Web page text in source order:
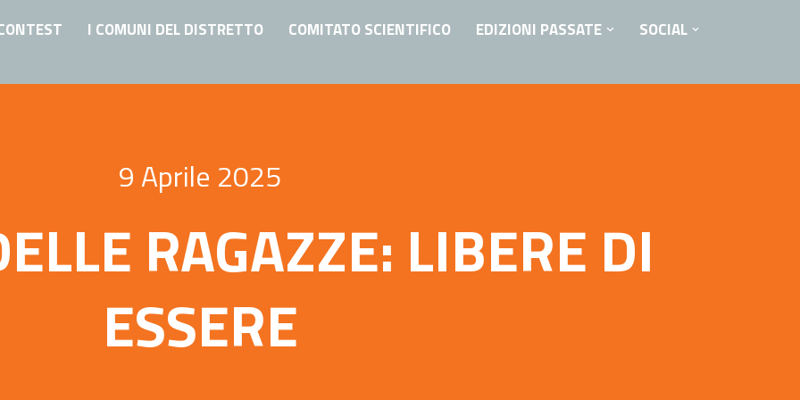
I COMUNI DEL DISTRETTO COMITATO SCIENTIFICO EDIZIONI PASSATE
SOCIAL
9 Aprile 2025
RAGAZZE: LIBERE DI
ESSERE